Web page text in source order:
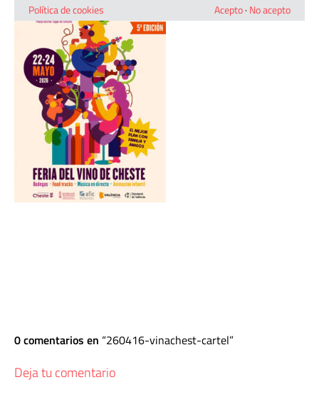
0 comentarios en 260416-vinachest-cartel
Deja tu comentario
Política de cookies
Acepto· No acepto